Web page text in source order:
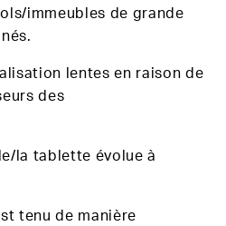
immeubles de grande
lentes en raison de
des
la tablette évolue à
tenu de manière